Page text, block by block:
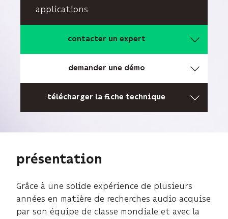
applications
contacter un expert
demander une démo
télécharger la fiche technique
présentation
Grâce à une solide expérience de plusieurs
années en matière de recherches audio acquise
par son équipe de classe mondiale et avec la